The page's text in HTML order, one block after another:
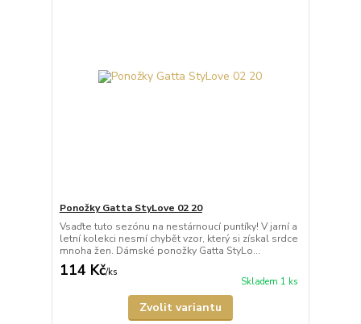
Ponožky Gatta StyLove 02 20
Vsaďte tuto sezónu na nestárnoucí puntíky! V jarní a
letní kolekci nesmí chybět vzor, který si získal srdce
mnoha žen. Dámské ponožky Gatta StyLo...
114 Kč/ks
Skladem 1 ks
Zvolit variantu